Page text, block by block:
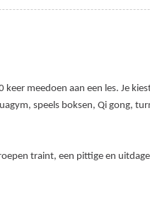
meedoen aan een les. Je
speels boksen, Qi gong,
traint, een pittige en